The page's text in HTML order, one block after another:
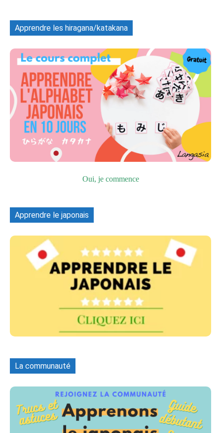
Apprendre les hiragana/katakana
Oui, je commence
Apprendre le japonais
La communauté